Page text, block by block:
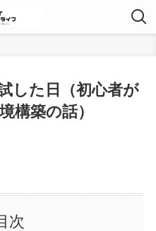
した日（初心者が
構築の話）
次